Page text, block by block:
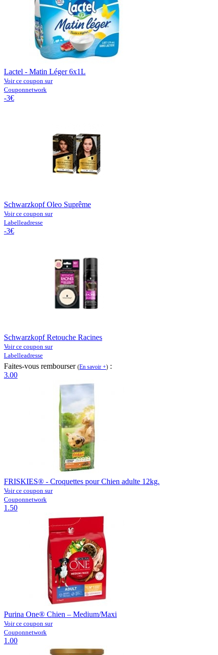
Lactel - Matin Léger 6x1L
Voir ce coupon sur
Couponnetwork
-3€
Schwarzkopf Oleo Suprême
Voir ce coupon sur
Labelleadresse
-3€
Schwarzkopf Retouche Racines
Voir ce coupon sur
Labelleadresse
Faites-vous rembourser (En savoir +) :
3.00
FRISKIES® - Croquettes pour Chien adulte 12kg.
Voir ce coupon sur
Couponnetwork
1.50
Purina One® Chien – Medium/Maxi
Voir ce coupon sur
Couponnetwork
1.00